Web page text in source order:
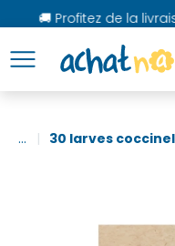
🚚 Profitez de la
... 30 larves